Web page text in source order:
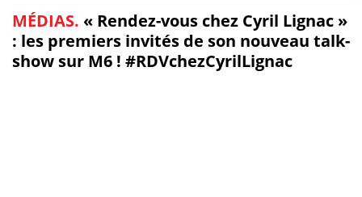
MÉDIAS. « Rendez-vous chez Cyril Lignac »
: les premiers invités de son nouveau talk-
show sur M6 ! #RDVchezCyrilLignac